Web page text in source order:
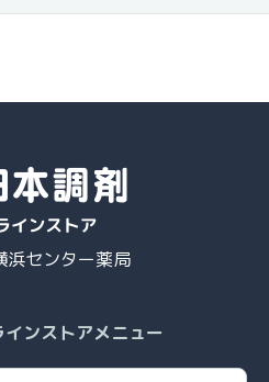
浜センター薬局
ンストアメニュー